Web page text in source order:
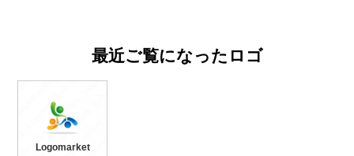
最近ご覧になったロゴ
Logomarket